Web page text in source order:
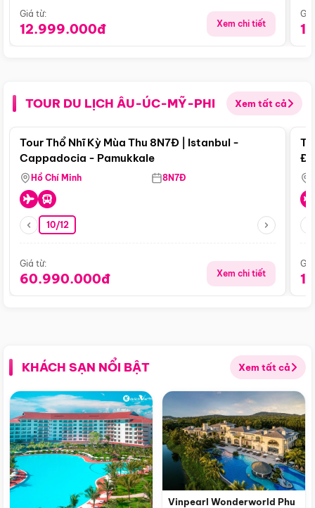
Giá từ:
12.999.000đ Xem chi tiết
TOUR DU LỊCH ÂU-ÚC-MỸ-PHI Xem tất cả
Điểm nổi bật
Tour Thổ Nhĩ Kỳ Mùa Thu 8N7Đ | Istanbul -
Cappadocia - Pamukkale
Hồ Chí Minh 8N7Đ
10/12
Giá từ:
60.990.000đ Xem chi tiết
KHÁCH SẠN NỔI BẬT Xem tất cả
Vinpearl Wonderworld Phu